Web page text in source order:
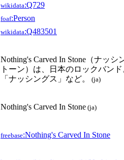
wikidata:Q729
foaf:Person
wikidata:Q483501
Nothing's Carved In Stone（ナッ
トーン）は、日本のロックバン
「ナッシングス」など。
(ja)
Nothing's Carved In Stone (ja)
freebase:Nothing's Carved In Stone